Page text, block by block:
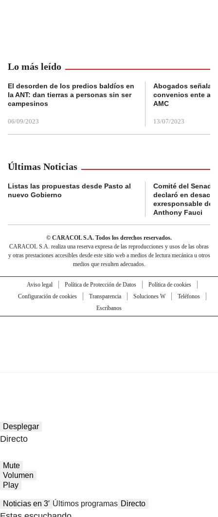
Lo más leído
El desorden de los predios baldíos en
la ANT: dan tierras a personas sin ser
campesinos
06/09/2023
Abogados
convenios ente
AMC
13/07/2023
Últimas Noticias
Listas las propuestas desde Pasto al
nuevo Gobierno
Comité del Senado
declaró en
exresponsable de
Anthony Fauci
© CARACOL S.A. Todos los derechos reservados.
CARACOL S.A. realiza una reserva expresa de las reproducciones y usos de las obras
y otras prestaciones accesibles desde este sitio web a medios de lectura mecánica u otros
medios que resulten adecuados.
Aviso legal Política de Protección de Datos
Política de cookies
Configuración de cookies
Transparencia Soluciones W
Teléfonos
Escríbanos
Desplegar
Directo
Mute
Volumen
Play
Noticias en 3′ Últimos programas Directo